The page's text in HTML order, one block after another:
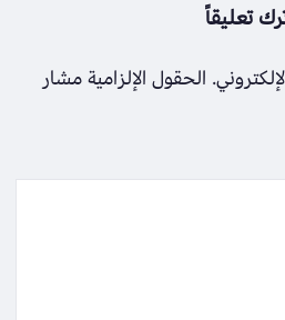
تعليقاً
الحقول الإلزامية مشار